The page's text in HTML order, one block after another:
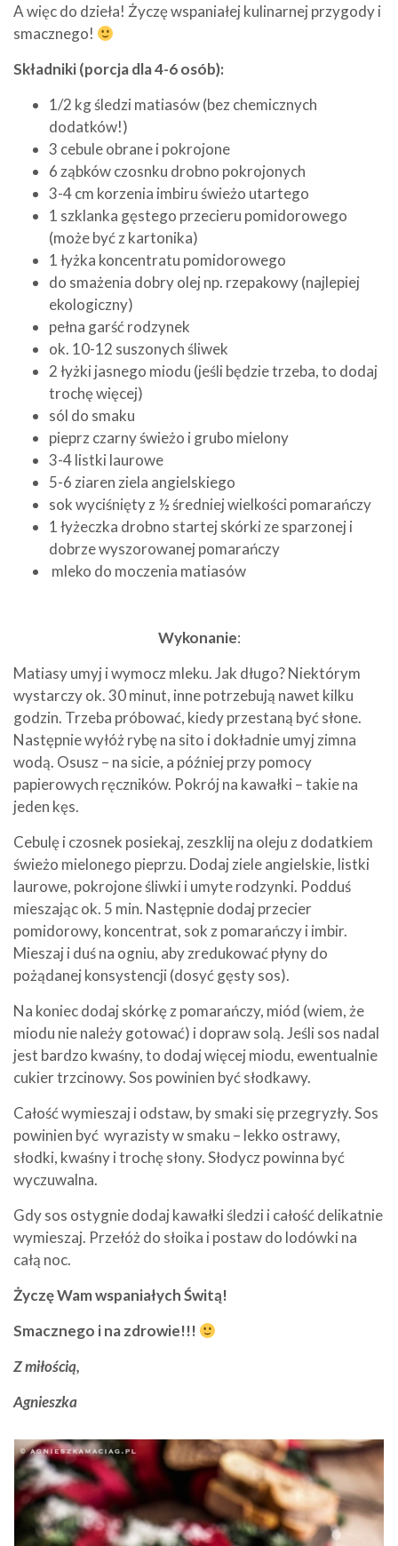
A więc do dzieła! Życzę wspaniałej kulinarnej przygody i
smacznego!
Składniki (porcja dla 4-6 osób):
1/2 kg śledzi matiasów (bez chemicznych
dodatków!)
3 cebule obrane i pokrojone
6 ząbków czosnku drobno pokrojonych
3-4 cm korzenia imbiru świeżo utartego
1 szklanka gęstego przecieru pomidorowego
(może być z kartonika)
1 łyżka koncentratu pomidorowego
do smażenia dobry olej np. rzepakowy (najlepiej
ekologiczny)
pełna garść rodzynek
ok. 10-12 suszonych śliwek
2 łyżki jasnego miodu (jeśli będzie trzeba, to dodaj
trochę więcej)
sól do smaku
pieprz czarny świeżo i grubo mielony
3-4 listki laurowe
5-6 ziaren ziela angielskiego
sok wyciśnięty z ½ średniej wielkości pomarańczy
1 łyżeczka drobno startej skórki ze sparzonej i
dobrze wyszorowanej pomarańczy
mleko do moczenia matiasów
Wykonanie:
Matiasy umyj i wymocz mleku. Jak długo? Niektórym
wystarczy ok. 30 minut, inne potrzebują nawet kilku
godzin. Trzeba próbować, kiedy przestaną być słone.
Następnie wyłóż rybę na sito i dokładnie umyj zimna
wodą. Osusz – na sicie, a później przy pomocy
papierowych ręczników. Pokrój na kawałki – takie na
jeden kęs.
Cebulę i czosnek posiekaj, zeszklij na oleju z dodatkiem
świeżo mielonego pieprzu. Dodaj ziele angielskie, listki
laurowe, pokrojone śliwki i umyte rodzynki. Podduś
mieszając ok. 5 min. Następnie dodaj przecier
pomidorowy, koncentrat, sok z pomarańczy i imbir.
Mieszaj i duś na ogniu, aby zredukować płyny do
pożądanej konsystencji (dosyć gęsty sos).
Na koniec dodaj skórkę z pomarańczy, miód (wiem, że
miodu nie należy gotować) i dopraw solą. Jeśli sos nadal
jest bardzo kwaśny, to dodaj więcej miodu, ewentualnie
cukier trzcinowy. Sos powinien być słodkawy.
Całość wymieszaj i odstaw, by smaki się przegryzły. Sos
powinien być wyrazisty w smaku – lekko ostrawy,
słodki, kwaśny i trochę słony. Słodycz powinna być
wyczuwalna.
Gdy sos ostygnie dodaj kawałki śledzi i całość delikatnie
wymieszaj. Przełóż do słoika i postaw do lodówki na
całą noc.
Życzę Wam wspaniałych Świtą!
Smacznego i na zdrowie!!!
Z miłością,
Agnieszka